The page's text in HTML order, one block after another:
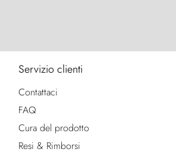
Servizio clienti
Contattaci
FAQ
Cura del prodotto
Resi & Rimborsi